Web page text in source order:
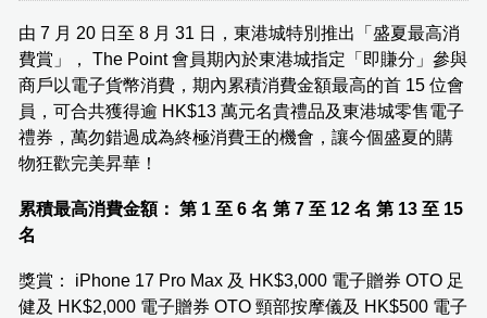
由 7 月 20 日至 8 月 31 日，東港城特別推出「盛夏最高消
費賞」， The Point 會員期內於東港城指定「即賺分」參與
商戶以電子貨幣消費，期內累積消費金額最高的首 15 位會
員，可合共獲得逾 HK$13 萬元名貴禮品及東港城零售電子
禮券，萬勿錯過成為終極消費王的機會，讓今個盛夏的購
物狂歡完美昇華！
累積最高消費金額： 第 1 至 6 名 第 7 至 12 名 第 13 至 15
名
獎賞： iPhone 17 Pro Max 及 HK$3,000 電子贈券 OTO 足
健及 HK$2,000 電子贈券 OTO 頸部按摩儀及 HK$500 電子